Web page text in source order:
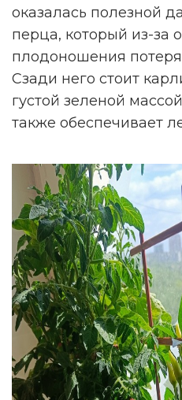
оказалась полезной
перца, который из-за
плодоношения
Сзади него стоит
густой зеленой
также обеспечивает